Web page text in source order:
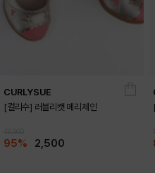
CURLYSUE
[컬리수] 러블리캣 메리제인
95% 2,500